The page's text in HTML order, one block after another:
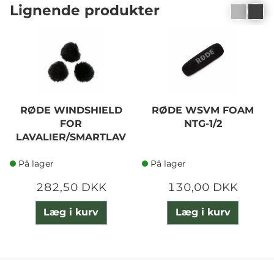
Lignende produkter
RØDE WINDSHIELD
FOR
LAVALIER/SMARTLAV
På lager
282,50 DKK
Læg i kurv
RØDE WSVM FOAM
NTG-1/2
På lager
130,00 DKK
Læg i kurv